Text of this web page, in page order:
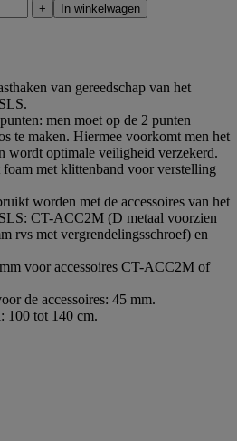
+ In winkelwagen
van gereedschap van het
men moet op de 2 punten
te maken. Hiermee voorkomt men het
wordt optimale veiligheid verzekerd.
met klittenband voor verstelling
worden met de accessoires van het
CT-ACC2M (D metaal voorzien
rvs met vergrendelingsschroef) en
voor accessoires CT-ACC2M of
de accessoires: 45 mm.
100 tot 140 cm.